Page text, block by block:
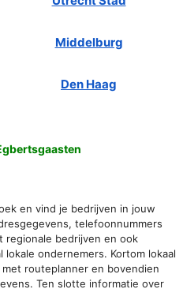
Middelburg
Den Haag
en vind je bedrijven in jouw
telefoonnummers
regionale bedrijven en ook
ondernemers. Kortom lokaal
routeplanner en bovendien
Ten slotte informatie over